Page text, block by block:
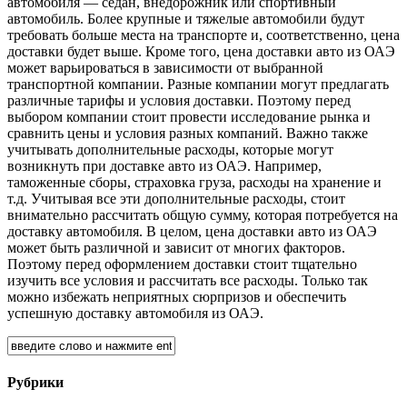
автомобиль. Более крупные и тяжелые автомобили будут
требовать больше места на транспорте и, соответственно, цена
доставки будет выше. Кроме того, цена доставки авто из ОАЭ
может варьироваться в зависимости от выбранной
транспортной компании. Разные компании могут предлагать
различные тарифы и условия доставки. Поэтому перед
выбором компании стоит провести исследование рынка и
сравнить цены и условия разных компаний. Важно также
учитывать дополнительные расходы, которые могут
возникнуть при доставке авто из ОАЭ. Например,
таможенные сборы, страховка груза, расходы на хранение и
т.д. Учитывая все эти дополнительные расходы, стоит
внимательно рассчитать общую сумму, которая потребуется на
доставку автомобиля. В целом, цена доставки авто из ОАЭ
может быть различной и зависит от многих факторов.
Поэтому перед оформлением доставки стоит тщательно
изучить все условия и рассчитать все расходы. Только так
можно избежать неприятных сюрпризов и обеспечить
успешную доставку автомобиля из ОАЭ.
Рубрики